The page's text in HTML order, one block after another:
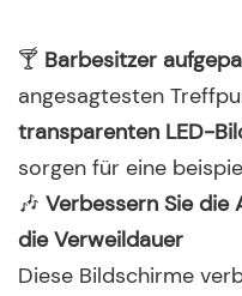
🍸 Barbesitzer
angesagtesten
transparenten LED-
sorgen für eine
🎶 Verbessern Sie die
die Verweildauer
Diese Bildschirme